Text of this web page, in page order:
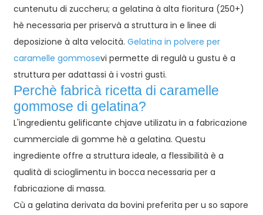
cuntenutu di zuccheru; a gelatina à alta fioritura (250+)
hè necessaria per priservà a struttura in e linee di
deposizione à alta velocità. Gelatina in polvere per
caramelle gommosevi permette di regulà u gustu è a
struttura per adattassi à i vostri gusti.
Perchè fabricà ricetta di caramelle
gommose di gelatina?
L'ingredientu gelificante chjave utilizatu in a fabricazione
cummerciale di gomme hè a gelatina. Questu
ingrediente offre a struttura ideale, a flessibilità è a
qualità di scioglimentu in bocca necessaria per a
fabricazione di massa.
Cù a gelatina derivata da bovini preferita per u so sapore